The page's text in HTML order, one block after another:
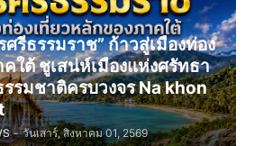
รีธรรมราช” ก้าวสู่เมืองท่อง
ใต้ ชูเสน่ห์เมืองแห่งศรัทธา
รมชาติครบวงจร Na khon
- วันเสาร์, สิงหาคม 01, 2569